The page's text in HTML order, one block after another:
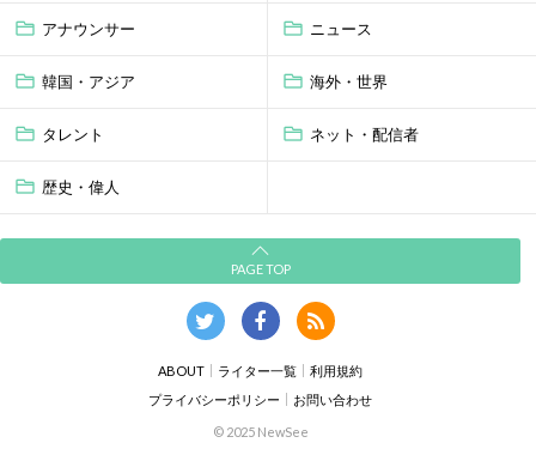
アナウンサー ニュース
韓国・アジア 海外・世界
タレント ネット・配信者
歴史・偉人
PAGE TOP
ABOUT ライター一覧
利用規約
プライバシーポリシー
お問い合わせ
© 2025 NewSee